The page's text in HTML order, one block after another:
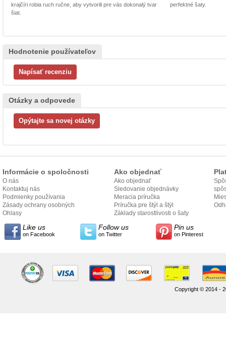
krajčíri robia ruch ručne, aby vytvorili pre vás dokonalý tvar
šiat.
perfektné šaty.
Hodnotenie používateľov
Otázky a odpovede
Informácie o spoločnosti
O nás
Kontaktuj nás
Podmienky používania
Zásady ochrany osobných
údajov
Ohlasy
Ako objednať
Ako objednať
Sledovanie objednávky
Meracia príručka
Príručka pre štýl a štýl
Základy starostlivosti o šaty
Like us
on Facebook
Follow us
on Twitter
Pin us
on Pinterest
Copyright © 2014 -